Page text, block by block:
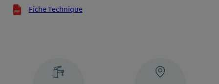
Documents techniques
Fiche Technique